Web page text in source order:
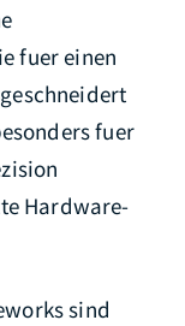
fuer einen
fuer
Hardware-
sind